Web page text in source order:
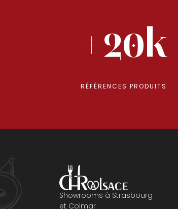
+20k
RÉFÉRENCES PRODUITS
Showrooms à Strasbourg
et Colmar